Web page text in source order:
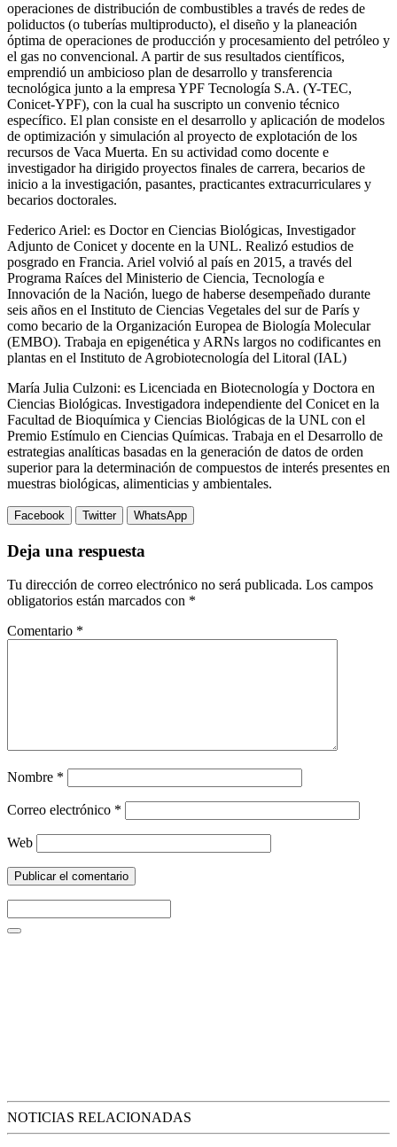
operaciones de distribución de combustibles a través de redes de
poliductos (o tuberías multiproducto), el diseño y la planeación
óptima de operaciones de producción y procesamiento del petróleo y
el gas no convencional. A partir de sus resultados científicos,
emprendió un ambicioso plan de desarrollo y transferencia
tecnológica junto a la empresa YPF Tecnología S.A. (Y-TEC,
Conicet-YPF), con la cual ha suscripto un convenio técnico
específico. El plan consiste en el desarrollo y aplicación de modelos
de optimización y simulación al proyecto de explotación de los
recursos de Vaca Muerta. En su actividad como docente e
investigador ha dirigido proyectos finales de carrera, becarios de
inicio a la investigación, pasantes, practicantes extracurriculares y
becarios doctorales.
Federico Ariel: es Doctor en Ciencias Biológicas, Investigador
Adjunto de Conicet y docente en la UNL. Realizó estudios de
posgrado en Francia. Ariel volvió al país en 2015, a través del
Programa Raíces del Ministerio de Ciencia, Tecnología e
Innovación de la Nación, luego de haberse desempeñado durante
seis años en el Instituto de Ciencias Vegetales del sur de París y
como becario de la Organización Europea de Biología Molecular
(EMBO). Trabaja en epigenética y ARNs largos no codificantes en
plantas en el Instituto de Agrobiotecnología del Litoral (IAL)
María Julia Culzoni: es Licenciada en Biotecnología y Doctora en
Ciencias Biológicas. Investigadora independiente del Conicet en la
Facultad de Bioquímica y Ciencias Biológicas de la UNL con el
Premio Estímulo en Ciencias Químicas. Trabaja en el Desarrollo de
estrategias analíticas basadas en la generación de datos de orden
superior para la determinación de compuestos de interés presentes en
muestras biológicas, alimenticias y ambientales.
Facebook Twitter WhatsApp
Deja una respuesta
Tu dirección de correo electrónico no será publicada. Los campos
obligatorios están marcados con *
Comentario *
Nombre *
Correo electrónico *
Web
NOTICIAS RELACIONADAS